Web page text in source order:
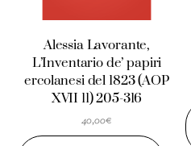
Alessia Lavorante,
L’Inventario de’ papiri
ercolanesi del 1823 (AOP
XVII 11) 205-316
40,00€